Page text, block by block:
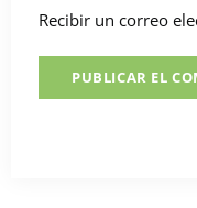
Recibir un correo